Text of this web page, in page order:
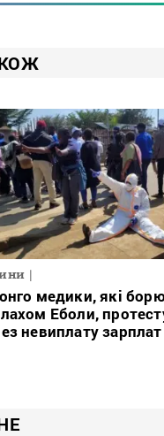
медики, які
Еболи,
невиплату зарплат